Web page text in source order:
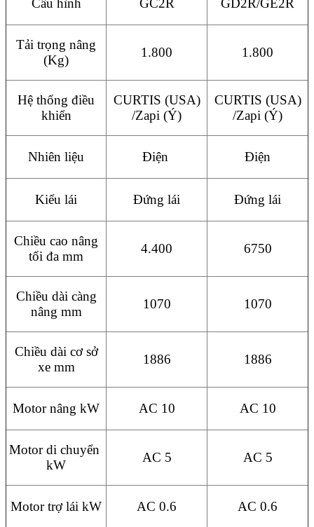
Tải trọng nâng
(Kg)
1.800 1.800
Hệ thống điều
khiển
CURTIS (USA)
/Zapi (Ý)
CURTIS (USA)
/Zapi (Ý)
Nhiên liệu Điện Điện
Kiểu lái Đứng lái Đứng lái
Chiều cao nâng
tối đa mm
4.400 6750
Chiều dài càng
nâng mm
1070 1070
Chiều dài cơ sở
xe mm
1886 1886
Motor nâng kW AC 10 AC 10
Motor di chuyển
kW
AC 5 AC 5
Motor trợ lái kW AC 0.6 AC 0.6